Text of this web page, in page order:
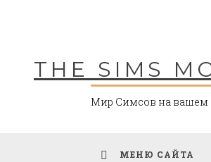
THE SIMS
Мир Симсов на вашем
МЕНЮ САЙТА